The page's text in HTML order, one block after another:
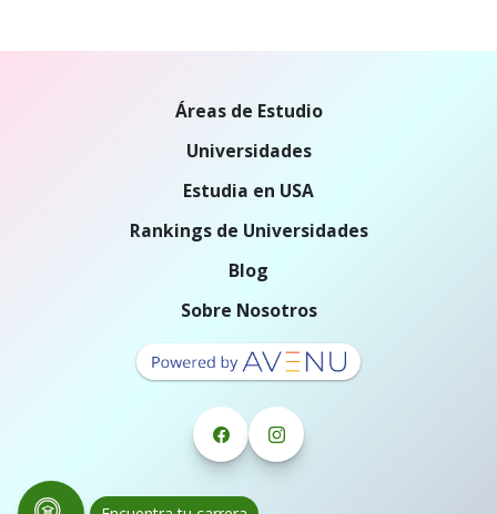
Áreas de Estudio
Universidades
Estudia en USA
Rankings de Universidades
Blog
Sobre Nosotros